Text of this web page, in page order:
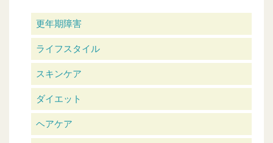
更年期障害
ライフスタイル
スキンケア
ダイエット
ヘアケア